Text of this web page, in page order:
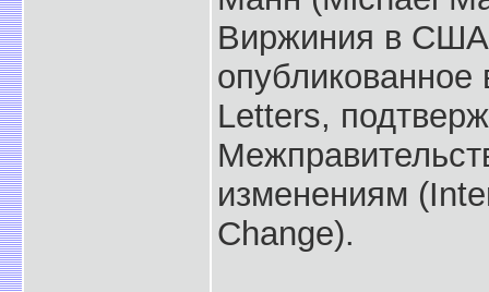
Виржиния в
Letters,
изменениям
Change).